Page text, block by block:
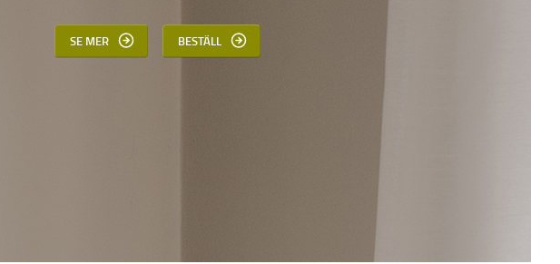
SE MER BESTÄLL